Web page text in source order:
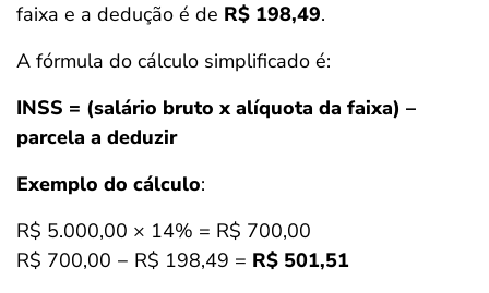
faixa e a dedução é de R$ 198,49.
A fórmula do cálculo simplificado é:
INSS = (salário bruto x alíquota da faixa) –
parcela a deduzir
Exemplo do cálculo:
R$ 5.000,00 × 14% = R$ 700,00
R$ 700,00 − R$ 198,49 = R$ 501,51